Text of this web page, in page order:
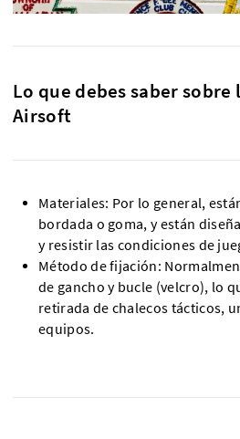
Lo que debes saber sobre
Airsoft
Materiales: Por lo general,
bordada o goma, y están
y resistir las condiciones de
Método de fijación:
de gancho y bucle (velcro), lo
retirada de chalecos tácticos,
equipos.